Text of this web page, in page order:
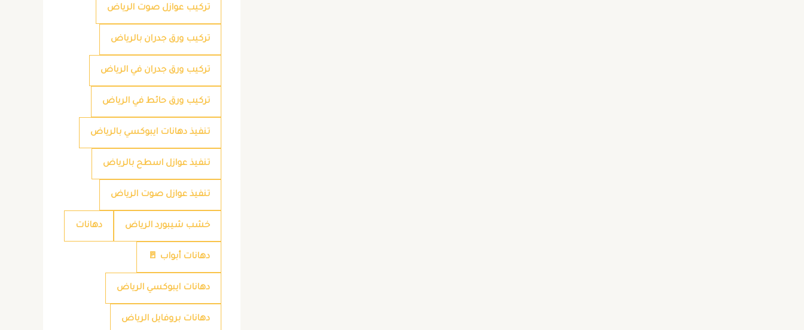
تركيب عوازل صوت الرياض
تركيب ورق جدران بالرياض
تركيب ورق جدران في الرياض
تركيب ورق حائط في الرياض
تنفيذ دهانات ايبوكسي بالرياض
تنفيذ عوازل اسطح بالرياض
تنفيذ عوازل صوت الرياض
خشب شيبورد الرياض دهانات
دهانات أبواب 🚪
دهانات ايبوكسي الرياض
دهانات بروفايل الرياض